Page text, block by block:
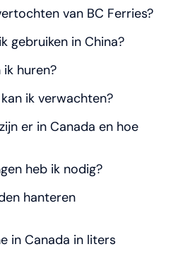
van BC Ferries?
gebruiken in China?
ik huren?
ik verwachten?
er in Canada en hoe
heb ik nodig?
hanteren
in Canada in liters